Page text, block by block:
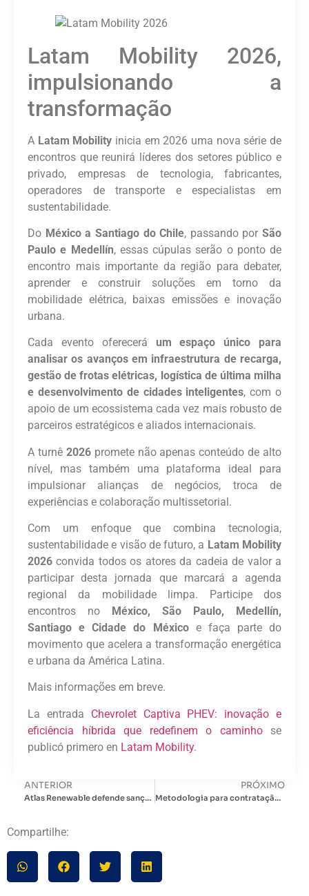
Latam Mobility 2026,
impulsionando a
transformação
A Latam Mobility inicia em 2026 uma nova série de
encontros que reunirá líderes dos setores público e
privado, empresas de tecnologia, fabricantes,
operadores de transporte e especialistas em
sustentabilidade.
Do México a Santiago do Chile, passando por São
Paulo e Medellín, essas cúpulas serão o ponto de
encontro mais importante da região para debater,
aprender e construir soluções em torno da
mobilidade elétrica, baixas emissões e inovação
urbana.
Cada evento oferecerá um espaço único para
analisar os avanços em infraestrutura de recarga,
gestão de frotas elétricas, logística de última milha
e desenvolvimento de cidades inteligentes, com o
apoio de um ecossistema cada vez mais robusto de
parceiros estratégicos e aliados internacionais.
A turnê 2026 promete não apenas conteúdo de alto
nível, mas também uma plataforma ideal para
impulsionar alianças de negócios, troca de
experiências e colaboração multissetorial.
Com um enfoque que combina tecnologia,
sustentabilidade e visão de futuro, a Latam Mobility
2026 convida todos os atores da cadeia de valor a
participar desta jornada que marcará a agenda
regional da mobilidade limpa. Participe dos
encontros no México, São Paulo, Medellín,
Santiago e Cidade do Méxicoe faça parte do
movimento que acelera a transformação energética
e urbana da América Latina.
Mais informações em breve.
La entrada Chevrolet Captiva PHEV: inovação e
eficiência híbrida que redefinem o caminhose
publicó primero en Latam Mobility.
ANTERIOR
Atlas Renewable defende sanção da MP 1.304 e estuda novos investimentos em armazenamento e eólicas
PRÓXIMO
Metodologia para contratação de armazenamento em locais prioritários no sistema elétrico
Compartilhe: